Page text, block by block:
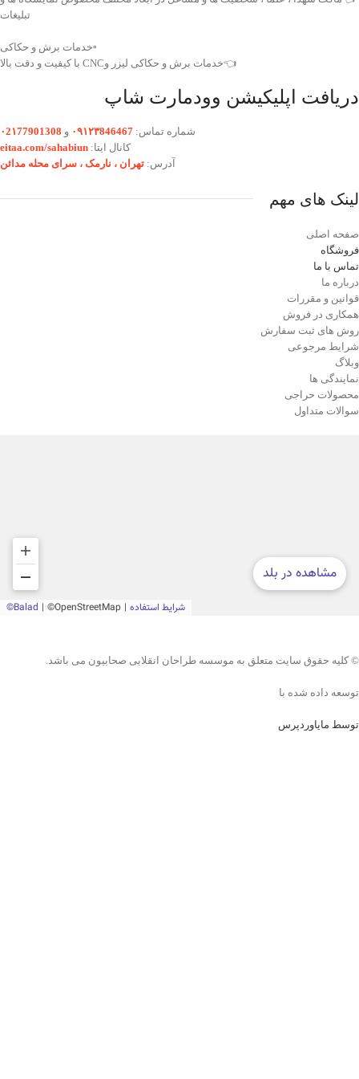
را به انتخابی مناسب برای دکورهای یادگاری، پروژه‌های نمایشی و نمایشگاه‌های دفاع مقدس
تبلیغات
▫️خدمات برش و حکاکی
👈خدمات برش و حکاکی لیزر وCNC با کیفیت و دقت بالا
دریافت اپلیکیشن وودمارت شاپ
شماره تماس: ۰۹۱۲۳846467 و ۰2۱77901308
کانال ایتا: eitaa.com/sahabiun
آدرس: تهران ،‌ نارمک ، سرای محله مدائن
لینک های مهم
صفحه اصلی
فروشگاه
تماس با ما
درباره ما
قوانین و مقررات
همکاری در فروش
روش های ثبت سفارش
شرایط مرجوعی
وبلاگ
نمایندگی ها
محصولات حراجی
سوالات متداول
© کلیه حقوق سایت متعلق به موسسه طراحان انقلابی صحابیون می باشد.
توسعه داده شده با
توسط مایاوردپرس